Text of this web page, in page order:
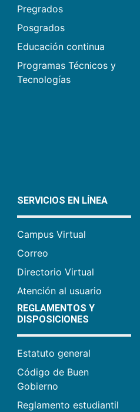
Pregrados
Posgrados
Educación continua
Programas Técnicos y
Tecnologías
SERVICIOS EN LÍNEA
Campus Virtual
Correo
Directorio Virtual
Atención al usuario
REGLAMENTOS Y
DISPOSICIONES
Estatuto general
Código de Buen
Gobierno
Reglamento estudiantil